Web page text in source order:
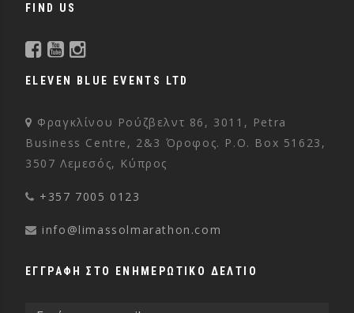
FIND US
ELEVEN BLUE EVENTS LTD
Φραγκλίνου Ρούζβελντ 86, 3011, Petra
Business Centre, 2&3 Όροφος. P.O. Box 51623,
3507 Λεμεσός, Κύπρος
+357 7005 0123
info@limassolmarathon.com
ΕΓΓΡΑΦΗ ΣΤΟ ΕΝΗΜΕΡΩΤΙΚΟ ΔΕΛΤΙΟ